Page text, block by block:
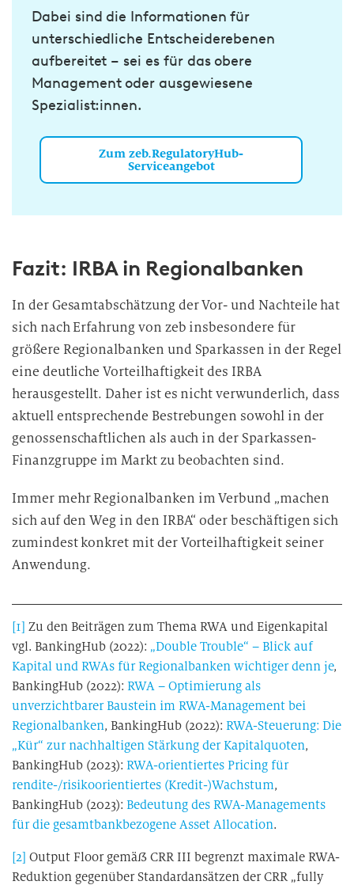
Dabei sind die Informationen für
unterschiedliche Entscheiderebenen
aufbereitet – sei es für das obere
Management oder ausgewiesene
Spezialist:innen.
Zum zeb.RegulatoryHub-
Serviceangebot
Fazit: IRBA in Regional­banken
In der Gesamtabschätzung der Vor- und Nachteile hat
sich nach Erfahrung von zeb insbesondere für
größere Regionalbanken und Sparkassen in der Regel
eine deutliche Vorteilhaftigkeit des IRBA
herausgestellt. Daher ist es nicht verwunderlich, dass
aktuell entsprechende Bestrebungen sowohl in der
genossenschaftlichen als auch in der Sparkassen-
Finanzgruppe im Markt zu beobachten sind.
Immer mehr Regionalbanken im Verbund „machen
sich auf den Weg in den IRBA“ oder beschäftigen sich
zumindest konkret mit der Vorteilhaftigkeit seiner
Anwendung.
[1] Zu den Beiträgen zum Thema RWA und Eigenkapital
vgl. BankingHub (2022): „Double Trouble“ – Blick auf
Kapital und RWAs für Regionalbanken wichtiger denn je,
BankingHub (2022): RWA – Optimierung als
unverzichtbarer Baustein im RWA-Management bei
Regionalbanken, BankingHub (2022): RWA-Steuerung: Die
„Kür“ zur nachhaltigen Stärkung der Kapitalquoten,
BankingHub (2023): RWA-orientiertes Pricing für
rendite-/risikoorientiertes (Kredit-)Wachstum,
BankingHub (2023): Bedeutung des RWA-Managements
für die gesamtbankbezogene Asset Allocation.
[2] Output Floor gemäß CRR III begrenzt maximale RWA-
Reduktion gegenüber Standardansätzen der CRR „fully